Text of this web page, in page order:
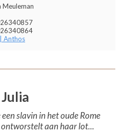
Meuleman
Anthos
een slavin in het oude Rome
ontworstelt aan haar lot...